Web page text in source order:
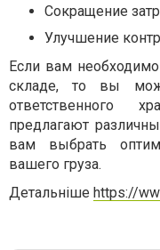
Сокращение
Улучшение
Если вам необходимо
складе, то вы
ответственного
предлагают
вам выбрать
вашего груза.
Детальніше https://